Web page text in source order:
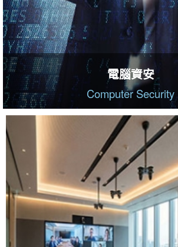
電腦資安
Computer Security